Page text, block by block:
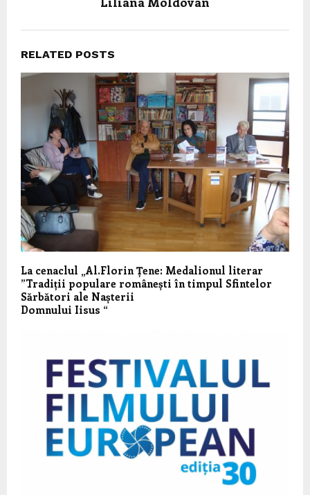
RELATED POSTS
La cenaclul „Al.Florin Țene: Medalionul literar
”Tradiții populare românești în timpul Sfintelor
Sărbători ale Nașterii
Domnului Iisus “